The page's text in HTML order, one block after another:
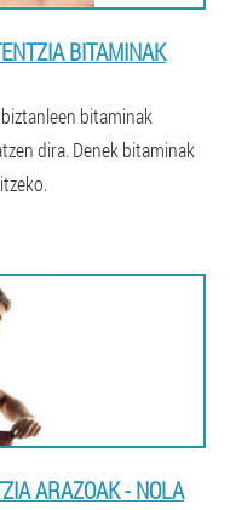
BITAMINAK
bitaminak
dira. Denek bitaminak
ARAZOAK - NOLA